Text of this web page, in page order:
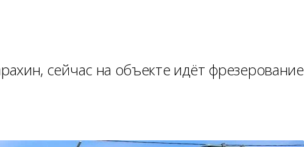
сейчас на объекте идёт фрезерование